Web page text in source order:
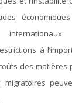
à
des matières
migratoires